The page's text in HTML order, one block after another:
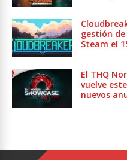
gestión
Steam el
El THQ
vuelve
nuevos